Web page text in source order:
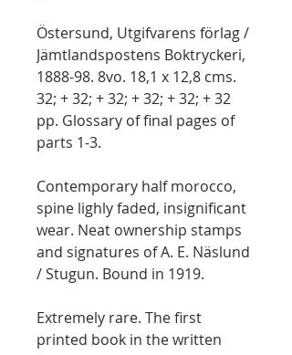
Östersund, Utgifvarens förlag /
Jämtlandspostens Boktryckeri,
1888-98. 8vo. 18,1 x 12,8 cms.
32; + 32; + 32; + 32; + 32; + 32
pp. Glossary of final pages of
parts 1-3.
Contemporary half morocco,
spine lighly faded, insignificant
wear. Neat ownership stamps
and signatures of A. E. Näslund
/ Stugun. Bound in 1919.
Extremely rare. The first
printed book in the written